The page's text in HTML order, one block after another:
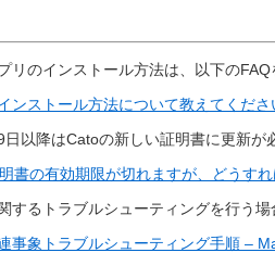
リのインストール方法は、以下のFAQ
ンストール方法について教えてくださ
以降はCatoの新しい証明書に更新が
書の有効期限が切れますが、どうす
するトラブルシューティングを行う
事象トラブルシューティング手順 –